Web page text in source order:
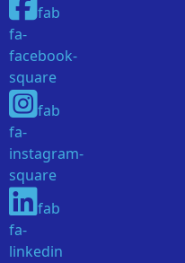
fab
fa-
facebook-
square
fab
fa-
instagram-
square
fab
fa-
linkedin